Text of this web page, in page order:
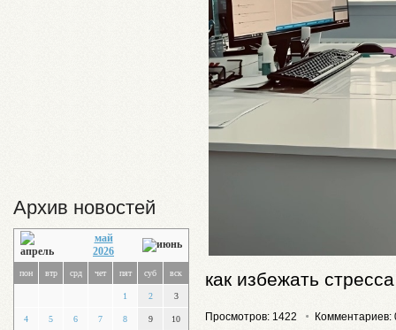
Архив новостей
май
2026
пон втр срд чет пят суб вск
1 2 3
4 5 6 7 8 9 10
как избежать
Просмотров: 1422 Комментариев: